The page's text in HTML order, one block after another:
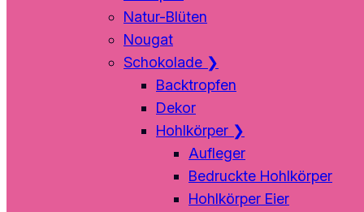
Natur-Blüten
Nougat
Schokolade ❯
Backtropfen
Dekor
Hohlkörper ❯
Aufleger
Bedruckte Hohlkörper
Hohlkörper Eier